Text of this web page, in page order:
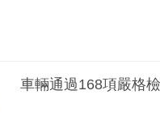
車輛通過168項嚴格